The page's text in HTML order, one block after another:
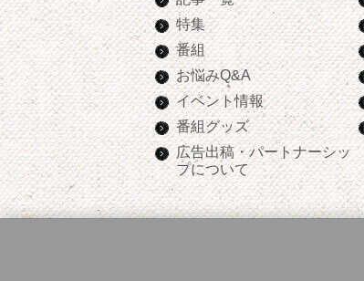
特集
番組
お悩みQ&A
イベント情報
番組グッズ
広告出稿・パートナーシッ
プについて